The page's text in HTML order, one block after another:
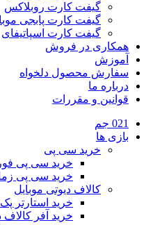
گیفت کارت روبلاکس
گیفت کارت پابجی
گیفت کارت اسپاتیفای
همکاری در فروش
آموزش
سفارش محصول دلخواه
درباره ما
قوانین و مقررات
021 جم
بازی ها
خرید سی پی
خرید سی پی
خرید سی پی
کالاف دیوتی موبایل
خرید استارتر
خرید آفر کالاف